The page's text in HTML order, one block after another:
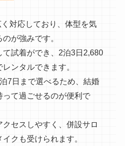
対応しており、体型を気
が強みです。
試着ができ、2泊3日2,680
ンタルできます。
7日まで選べるため、結婚
て過ごせるのが便利で
セスしやすく、併設サロ
クも受けられます。